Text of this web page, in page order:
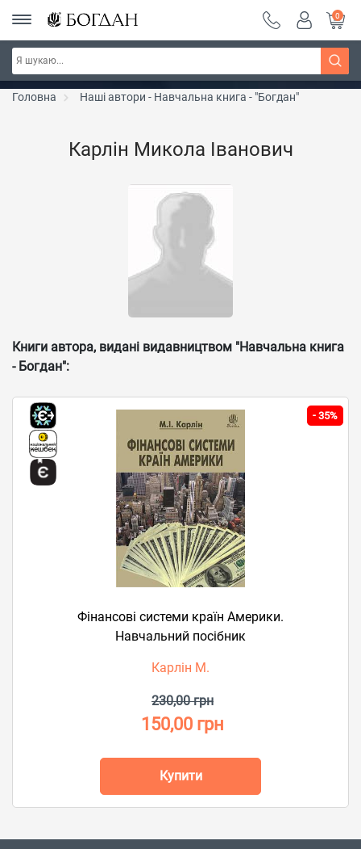
РОЗПРОДАЖ ~ 150 грн ~ 200 грн ~ 250 грн ~
300 грн ~ РОЗПРОДАЖ
Дізнатись більше
0
Головна Наші автори - Навчальна книга - "Богдан"
Карлін Микола Іванович
Книги автора, видані видавництвом "Навчальна книга
- Богдан":
- 35%
Фінансові системи країн Америки.
Навчальний посібник
Карлін М.
230,00 грн
150,00 грн
Купити